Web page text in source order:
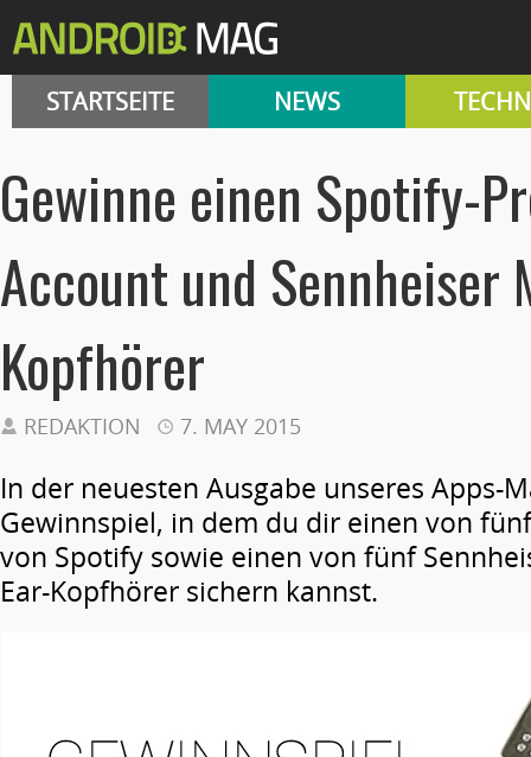
STARTSEITE NEWS
Gewinne einen Spotify-
Account und Sennheiser
Kopfhörer
REDAKTION 7. MAY 2015
In der neuesten Ausgabe unseres Apps-
Gewinnspiel, in dem du dir einen von
von Spotify sowie einen von fünf
Ear-Kopfhörer sichern kannst.